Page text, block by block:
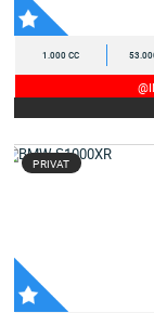
1.000 CC
PRIVAT